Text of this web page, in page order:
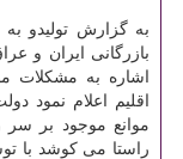
به گزارش تولیدو
بازرگانی ایران و
اشاره به مشكلات
اقلیم اعلام نمود
موانع موجود بر سر
راستا می كوشد با